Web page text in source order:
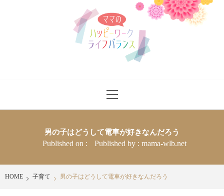
ママのハッ
ピーワーク
ライフバラ
Menu
男の子はどうして電車が好きなんだろう
Published on : Published by : mama-wlb.net
HOME 子育て 男の子はどうして電車が好きなんだろう